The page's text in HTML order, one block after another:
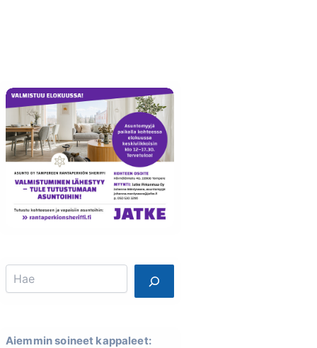
Search
Aiemmin soineet kappaleet: